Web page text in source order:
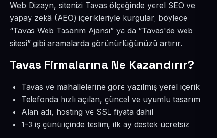
Web Dizayn, sitenizi Tavas ölçeğinde yerel SEO ve
yapay zekâ (AEO) içerikleriyle kurgular; böylece
“Tavas Web Tasarım Ajansı” ya da “Tavas'de web
sitesi” gibi aramalarda görünürlüğünüzü artırır.
Tavas Firmalarına Ne Kazandırır?
Tavas ve mahallelerine göre yazılmış yerel içerik
Telefonda hızlı açılan, güncel ve uyumlu tasarım
Alan adı, hosting ve SSL fiyata dahil
1-3 iş günü içinde teslim, ilk ay destek ücretsiz